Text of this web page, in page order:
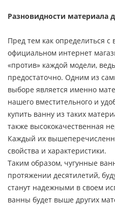
Разновидности материала
Пред тем как определиться
официальном интернет
«против» каждой модели,
предостаточно. Одним из
выборе является именно
нашего вместительного и
купить ванну из таких
также высококачественная
Каждый их
свойства и характеристики.
Таким образом, чугунные
протяжении десятилетий,
станут надежными в своем
ванны будет выше других